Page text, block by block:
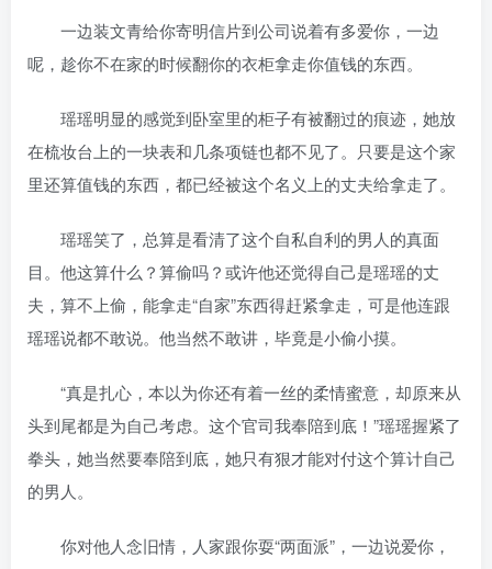
一边装文青给你寄明信片到公司说着有多爱你，一边
呢，趁你不在家的时候翻你的衣柜拿走你值钱的东西。
瑶瑶明显的感觉到卧室里的柜子有被翻过的痕迹，她放
在梳妆台上的一块表和几条项链也都不见了。只要是这个家
里还算值钱的东西，都已经被这个名义上的丈夫给拿走了。
瑶瑶笑了，总算是看清了这个自私自利的男人的真面
目。他这算什么？算偷吗？或许他还觉得自己是瑶瑶的丈
夫，算不上偷，能拿走“自家”东西得赶紧拿走，可是他连跟
瑶瑶说都不敢说。他当然不敢讲，毕竟是小偷小摸。
“真是扎心，本以为你还有着一丝的柔情蜜意，却原来从
头到尾都是为自己考虑。这个官司我奉陪到底！”瑶瑶握紧了
拳头，她当然要奉陪到底，她只有狠才能对付这个算计自己
的男人。
你对他人念旧情，人家跟你耍“两面派”，一边说爱你，